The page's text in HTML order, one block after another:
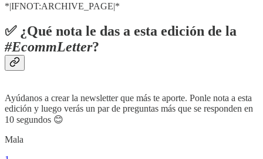
*|IFNOT:ARCHIVE_PAGE|*
✅ ¿Qué nota le das a esta edición de la
#EcommLetter?
Ayúdanos a crear la newsletter que más te aporte. Ponle nota a esta
edición y luego verás un par de preguntas más que se responden en
10 segundos 😊
Mala